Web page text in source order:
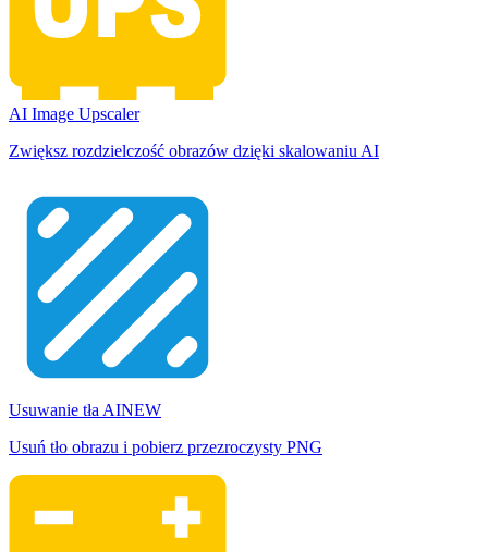
AI Image Upscaler
Zwiększ rozdzielczość obrazów dzięki skalowaniu AI
Usuwanie tła AINEW
Usuń tło obrazu i pobierz przezroczysty PNG